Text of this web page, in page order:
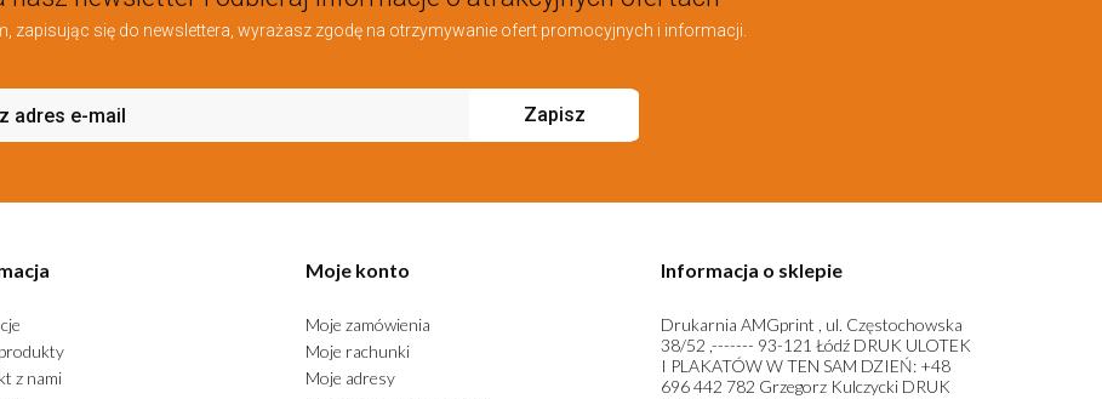
zapisując się do newslettera, wyrażasz zgodę na otrzymywanie ofert promocyjnych i informacji.
Zapisz
z nami
Moje konto
Moje zamówienia
Moje rachunki
Moje adresy
Informacja o sklepie
Drukarnia AMGprint , ul. Częstochowska
38/52 ,------- 93-121 Łódź DRUK ULOTEK
I PLAKATÓW W TEN SAM DZIEŃ: +48
696 442 782 Grzegorz Kulczycki DRUK